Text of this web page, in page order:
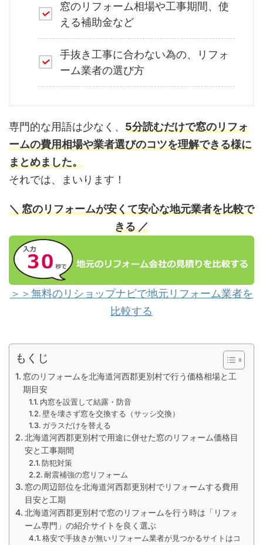
窓のリフォーム相場や工事期間、使
える補助金など
手抜き工事に合わない為の、リフォ
ーム業者の選び方
専門的な用語は少なく、 5分読むだけで窓のリフォ
ームの費用相場や業者選びのコツを理解できる様に
まとめました。
それでは、まいります！
＼ 窓のリフォームが安くて安心な地元業者を比較で
きる ／
＞＞無料のリショップナビで地元リフォーム業者を
比較する
もくじ
窓のリフォームを北海道河西郡更別村で行う価格相場と工
期目安
内窓を設置して結露・防音
壁を壊さず窓を交換する（サッシ交換）
ガラスだけを替える
北海道河西郡更別村で用途に併せた窓のリフォーム価格目
安と工事期間
防犯対策
耐震補強の窓リフォーム
窓の周辺部位を北海道河西郡更別村でリフォームする費用
目安と工期
北海道河西郡更別村で窓のリフォームを行う時は「リフォ
ーム専門」の紹介サイトを良く選ぶ
格安で手抜きが無いリフォーム業者が見つかるサイトはコ